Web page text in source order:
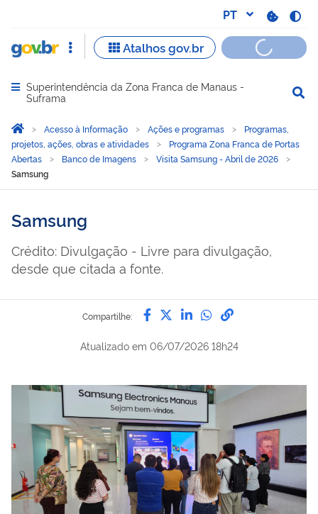
Abrir menu principal de navegação
Superintendência da Zona Franca de Manaus -
Suframa
Você está aqui:
Página Inicial
Acesso à Informação Ações e programas
Programas,
projetos, ações, obras e atividades
Programa Zona Franca de Portas
Abertas
Banco de Imagens
Visita Samsung - Abril de 2026
Samsung
Samsung
Crédito: Divulgação - Livre para divulgação,
desde que citada a fonte.
Compartilhe: Compartilhe por Facebook
Compartilhe por Twitter
Compartilhe por
Compartilhe
link para
Atualizado em 06/07/2026 18h24